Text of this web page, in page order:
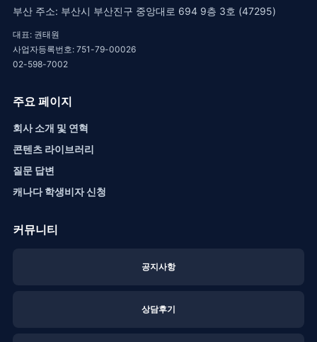
부산 주소: 부산시 부산진구 중앙대로 694 9층 3호 (47295)
대표: 권태원
사업자등록번호: 751-79-00026
02-598-7002
주요 페이지
회사 소개 및 연혁
콘텐츠 라이브러리
질문 답변
캐나다 학생비자 신청
커뮤니티
공지사항
상담후기